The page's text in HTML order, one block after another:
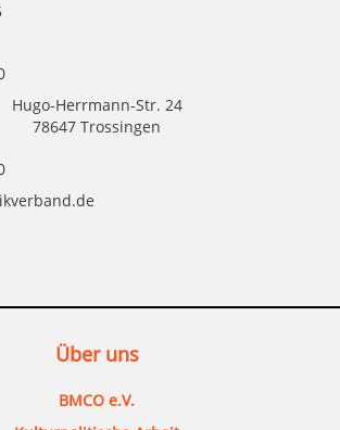
Hugo-Herrmann-Str. 24
78647 Trossingen
Über uns
BMCO e.V.